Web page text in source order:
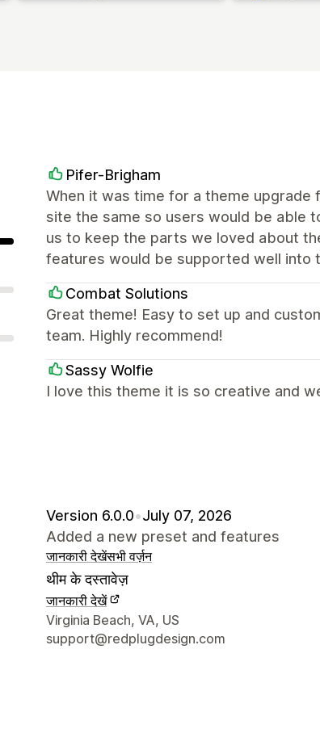
Pifer-Brigham
When it was time for a theme
site the same so users would be able
us to keep the parts we loved about
features would be supported well into
Combat Solutions
Great theme! Easy to set up and
team. Highly recommend!
Sassy Wolfie
I love this theme it is so creative and
Version 6.0.0•July 07, 2026
Added a new preset and features
जानकारी देखेंसभी वर्ज़न
थीम के दस्तावेज़
जानकारी देखें
डिज़ाइनर के संपर्क की जानकारी
Virginia Beach, VA, US
support@redplugdesign.com